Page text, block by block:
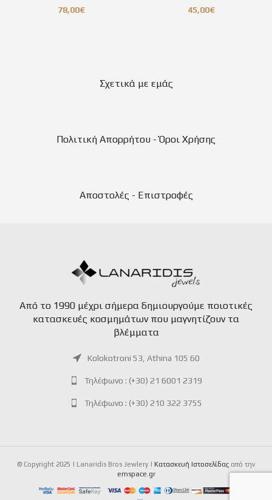
78,00€ 45,00€
Σχετικά με εμάς
Πολιτική Απορρήτου - Όροι Χρήσης
Αποστολές - Επιστροφές
Aπό το 1990 μέχρι σήμερα δημιουργούμε ποιοτικές
κατασκευές κοσμημάτων που μαγνητίζουν τα
βλέμματα
Kolokotroni 53, Athina 105 60
Τηλέφωνο : (+30) 21 6001 2319
Τηλέφωνο : (+30) 210 322 3755
© Copyright 2025 | Lanaridis Bros Jewlery | Kατασκευή Iστοσελίδας από την
emspace.gr